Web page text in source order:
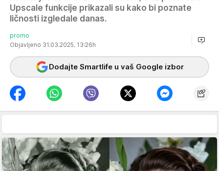
Upscale funkcije prikazali su kako bi poznate
ličnosti izgledale danas.
promo
Objavljeno 31.03.2025. 13:26h
Dodajte Smartlife u vaš Google izbor